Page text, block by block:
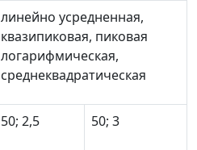
линейно усредненная,
квазипиковая, пиковая
логарифмическая,
среднеквадратическая
50; 2,5 50; 3